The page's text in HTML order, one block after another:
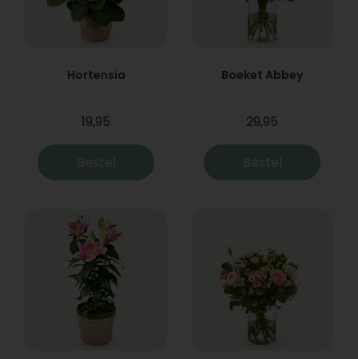
Hortensia
19,95
Bestel
Boeket Abbey
29,95
Bestel